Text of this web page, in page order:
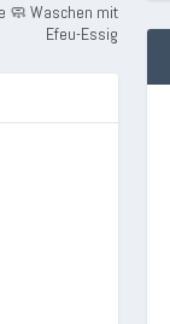
🧼 Waschen mit
Efeu-Essig